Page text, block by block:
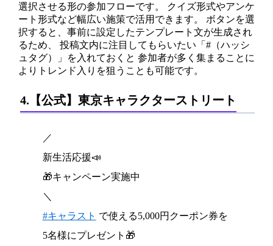
選択させる形の参加フローです。 クイズ形式やアンケ
ート形式など幅広い施策で活用できます。 ボタンを選
択すると、事前に設定したテンプレート文が生成され
るため、 投稿文内に注目してもらいたい「#（ハッシ
ュタグ）」を入れておくと 参加者が多く集まることに
よりトレンド入りを狙うことも可能です。
4.【公式】東京キャラクターストリート
／​
新生活応援📣​
🎁キャンペーン実施中​
＼​
#キャラスト で使える5,000円クーポン券を
5名様にプレ​ゼント🎁​